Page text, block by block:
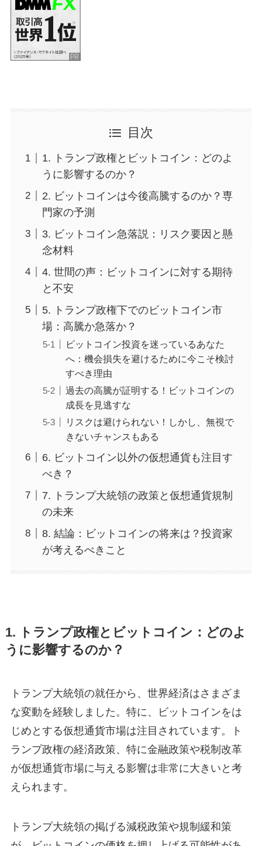
目次
1. トランプ政権とビットコイン：どのよ
うに影響するのか？
2. ビットコインは今後高騰するのか？専
門家の予測
3. ビットコイン急落説：リスク要因と懸
念材料
4. 世間の声：ビットコインに対する期待
と不安
5. トランプ政権下でのビットコイン市
場：高騰か急落か？
ビットコイン投資を迷っているあなた
へ：機会損失を避けるために今こそ検討
すべき理由
過去の高騰が証明する！ビットコインの
成長を見逃すな
リスクは避けられない！しかし、無視で
きないチャンスもある
6. ビットコイン以外の仮想通貨も注目す
べき？
7. トランプ大統領の政策と仮想通貨規制
の未来
8. 結論：ビットコインの将来は？投資家
が考えるべきこと
1. トランプ政権とビットコイン：どのよ
うに影響するのか？
トランプ大統領の就任から、世界経済はさまざま
な変動を経験しました。特に、ビットコインをは
じめとする仮想通貨市場は注目されています。ト
ランプ政権の経済政策、特に金融政策や税制改革
が仮想通貨市場に与える影響は非常に大きいと考
えられます。
トランプ大統領の掲げる減税政策や規制緩和策